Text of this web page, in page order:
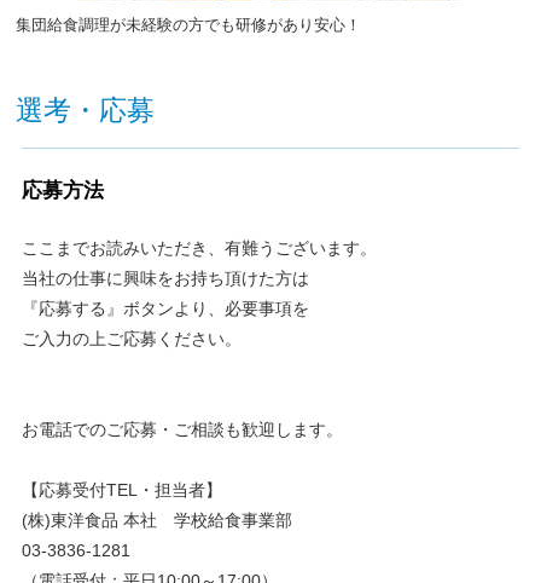
集団給食調理が未経験の方でも研修があり安心！
選考・応募
応募方法
ここまでお読みいただき、有難うございます。
当社の仕事に興味をお持ち頂けた方は
『応募する』ボタンより、必要事項を
ご入力の上ご応募ください。
お電話でのご応募・ご相談も歓迎します。
【応募受付TEL・担当者】
(株)東洋食品 本社 学校給食事業部
03-3836-1281